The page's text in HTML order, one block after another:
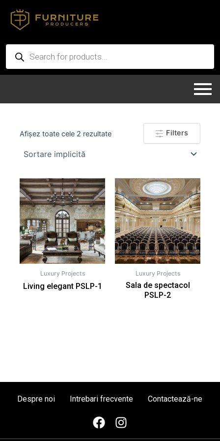
content
Products
search
Filters
Afișez toate cele 2 rezultate
Luxury Projects
Living elegant PSLP-1
Luxury Projects
Sala de spectacol
PSLP-2
Despre noi Intrebari frecvente Contactează-ne
F
I